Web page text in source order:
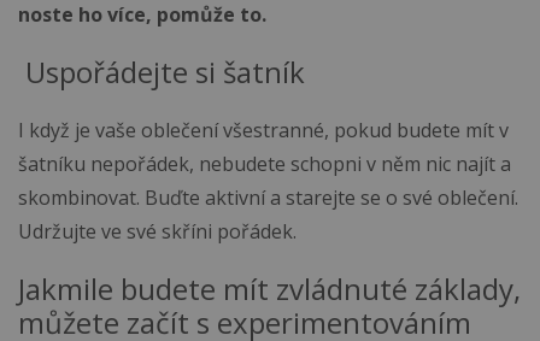
noste ho více, pomůže to.
Uspořádejte si šatník
I když je vaše oblečení všestranné, pokud budete mít v
šatníku nepořádek, nebudete schopni v něm nic najít a
skombinovat. Buďte aktivní a starejte se o své oblečení.
Udržujte ve své skříni pořádek.
Jakmile budete mít zvládnuté základy,
můžete začít s experimentováním